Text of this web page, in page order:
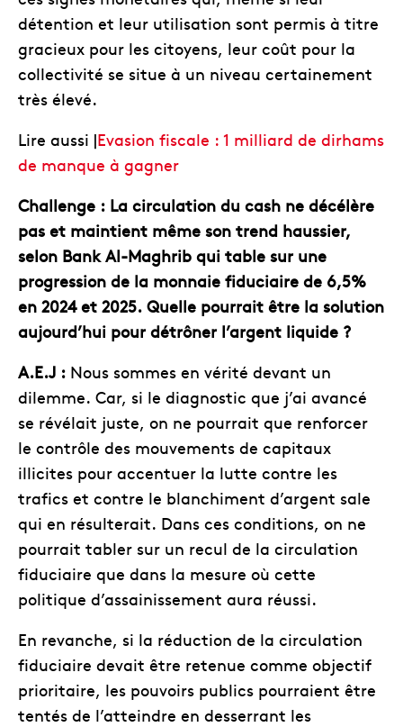
détention et leur utilisation sont permis à titre
gracieux pour les citoyens, leur coût pour la
collectivité se situe à un niveau certainement
très élevé.
Lire aussi |Evasion fiscale : 1 milliard de dirhams
de manque à gagner
Challenge : La circulation du cash ne décélère
pas et maintient même son trend haussier,
selon Bank Al-Maghrib qui table sur une
progression de la monnaie fiduciaire de 6,5%
en 2024 et 2025. Quelle pourrait être la solution
aujourd’hui pour détrôner l’argent liquide ?
A.E.J : Nous sommes en vérité devant un
dilemme. Car, si le diagnostic que j’ai avancé
se révélait juste, on ne pourrait que renforcer
le contrôle des mouvements de capitaux
illicites pour accentuer la lutte contre les
trafics et contre le blanchiment d’argent sale
qui en résulterait. Dans ces conditions, on ne
pourrait tabler sur un recul de la circulation
fiduciaire que dans la mesure où cette
politique d’assainissement aura réussi.
En revanche, si la réduction de la circulation
fiduciaire devait être retenue comme objectif
prioritaire, les pouvoirs publics pourraient être
tentés de l’atteindre en desserrant les